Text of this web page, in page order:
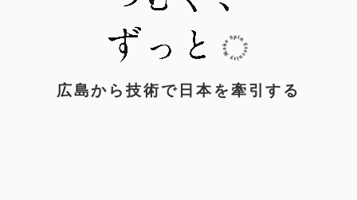
広島から技術で日本を牽引する